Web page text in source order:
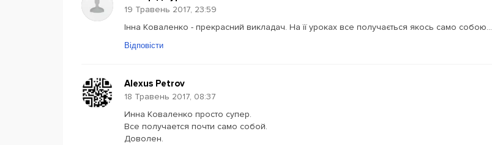
19 Травень 2017, 23:59
Інна Коваленко - прекрасний викладач. На її уроках все получається якось само собою...
Відповісти
Alexus Petrov
18 Травень 2017, 08:37
Инна Коваленко просто супер.
Все получается почти само собой.
Доволен.